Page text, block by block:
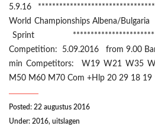
5.9.16
World Championships
Sprint
Competition: 5.09.2016 from 9.00
min Competitors: W19 W21 W35
M50 M60 M70 Com +Hlp 20 29 18 19
Posted: 22 augustus 2016
Under: 2016, uitslagen